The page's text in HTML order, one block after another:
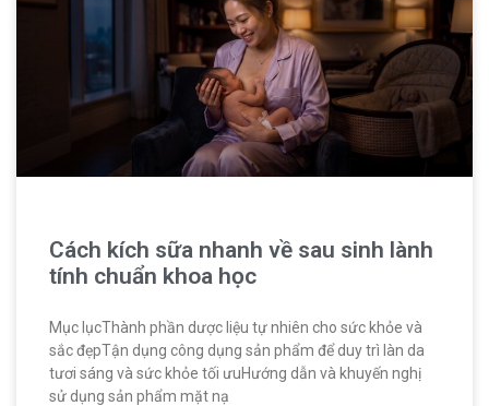
Cách kích sữa nhanh về sau sinh lành
tính chuẩn khoa học
Mục lụcThành phần dược liệu tự nhiên cho sức khỏe và
sắc đẹpTận dụng công dụng sản phẩm để duy trì làn da
tươi sáng và sức khỏe tối ưuHướng dẫn và khuyến nghị
sử dụng sản phẩm mặt nạ